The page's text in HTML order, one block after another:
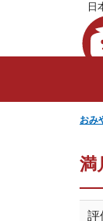
日
おみ
満
評